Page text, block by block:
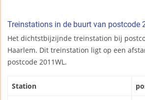
Treinstations in de buurt van postcode
Het dichtstbijzijnde treinstation bij
Haarlem. Dit treinstation ligt op een
postcode 2011WL.
Station